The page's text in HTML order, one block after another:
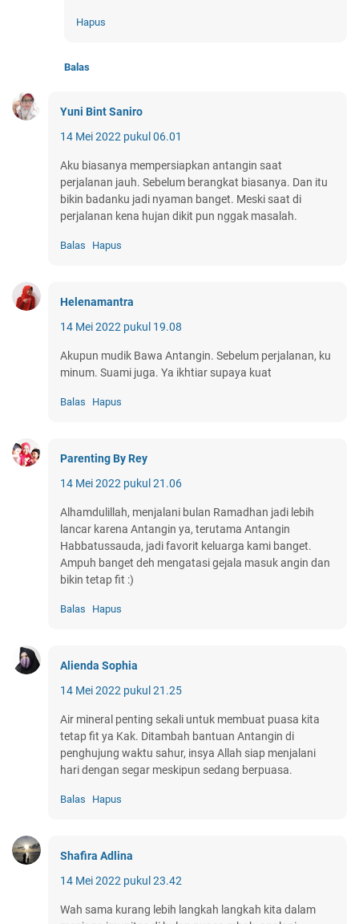
Hapus
Balas
Yuni Bint Saniro
14 Mei 2022 pukul 06.01
Aku biasanya mempersiapkan antangin saat
perjalanan jauh. Sebelum berangkat biasanya. Dan itu
bikin badanku jadi nyaman banget. Meski saat di
perjalanan kena hujan dikit pun nggak masalah.
Balas Hapus
Helenamantra
14 Mei 2022 pukul 19.08
Akupun mudik Bawa Antangin. Sebelum perjalanan, ku
minum. Suami juga. Ya ikhtiar supaya kuat
Balas Hapus
Parenting By Rey
14 Mei 2022 pukul 21.06
Alhamdulillah, menjalani bulan Ramadhan jadi lebih
lancar karena Antangin ya, terutama Antangin
Habbatussauda, jadi favorit keluarga kami banget.
Ampuh banget deh mengatasi gejala masuk angin dan
bikin tetap fit :)
Balas Hapus
Alienda Sophia
14 Mei 2022 pukul 21.25
Air mineral penting sekali untuk membuat puasa kita
tetap fit ya Kak. Ditambah bantuan Antangin di
penghujung waktu sahur, insya Allah siap menjalani
hari dengan segar meskipun sedang berpuasa.
Balas Hapus
Shafira Adlina
14 Mei 2022 pukul 23.42
Wah sama kurang lebih langkah langkah kita dalam